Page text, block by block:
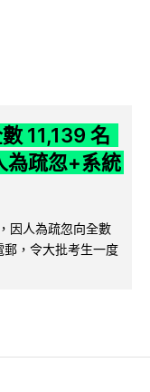
11,139 名
為疏忽+系統
因人為疏忽向全數
，令大批考生一度